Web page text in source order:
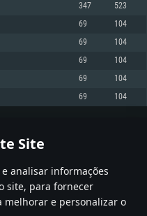
Site
analisar informações
site, para fornecer
melhorar e personalizar o
mais recentes (não mais de 6
com os drivers mais recentes
347 523
69 104
69 104
69 104
69 104
69 104